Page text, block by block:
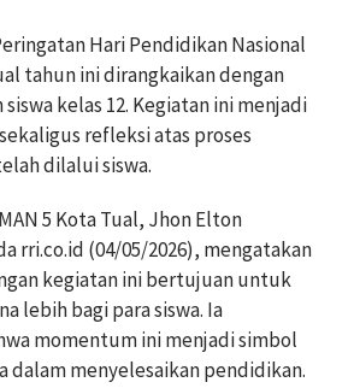
Hari Pendidikan Nasional
tahun ini dirangkaikan dengan
kelas 12. Kegiatan ini menjadi
refleksi atas proses
dilalui siswa.
5 Kota Tual, Jhon Elton
rri.co.id (04/05/2026), mengatakan
kegiatan ini bertujuan untuk
lebih bagi para siswa. Ia
momentum ini menjadi simbol
dalam menyelesaikan pendidikan.